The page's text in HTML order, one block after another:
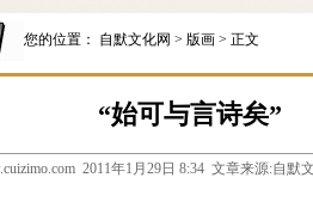
您的位置： 自默文化网 > 版画 > 正文
“始可与言诗矣”
2011年1月29日 8:34 文章来源:自默